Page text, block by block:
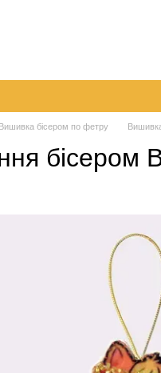
Вишивка бісером по фетру
бісером